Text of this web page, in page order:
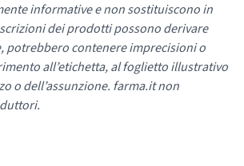
informative e non sostituiscono in
dei prodotti possono derivare
potrebbero contenere imprecisioni o
all’etichetta, al foglietto illustrativo
o dell’assunzione. farma.it non